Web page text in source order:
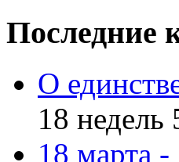
Последние
О
18 недель
18 марта